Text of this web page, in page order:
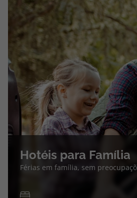
Hotéis para Família
Férias em família, sem